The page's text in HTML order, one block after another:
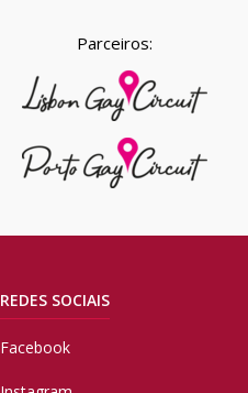
Parceiros:
REDES SOCIAIS
Facebook